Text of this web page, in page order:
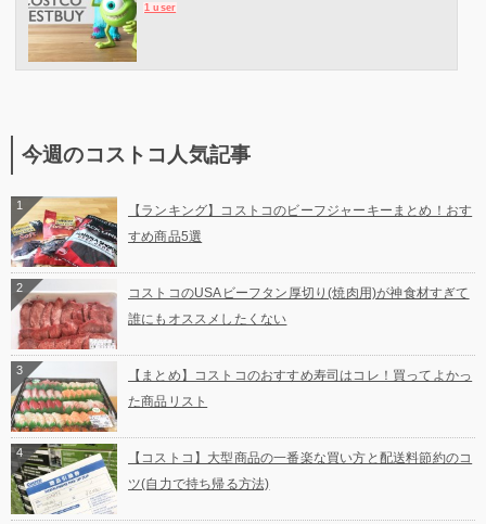
1 user
今週のコストコ人気記事
1
【ランキング】コストコのビーフジャーキーまとめ！おす
すめ商品5選
2
コストコのUSAビーフタン厚切り(焼肉用)が神食材すぎて
誰にもオススメしたくない
3
【まとめ】コストコのおすすめ寿司はコレ！買ってよかっ
た商品リスト
4
【コストコ】大型商品の一番楽な買い方と配送料節約のコ
ツ(自力で持ち帰る方法)